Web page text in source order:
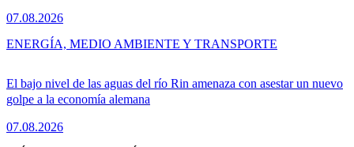
07.08.2026
El bajo nivel de las aguas del río Rin amenaza con asestar un nuevo
golpe a la economía alemana
07.08.2026
ENERGÍA, MEDIO AMBIENTE Y TRANSPORTE